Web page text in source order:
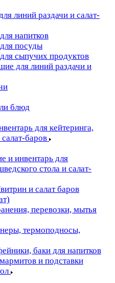
линий раздачи и салат-
напитков
посуды
сыпучих продуктов
для линий раздачи и
блюд
для кейтеринга,
баров
и инвентарь для
стола и салат-
и салат баров
перевозки, мытья
термоподносы,
баки для напитков
и подставки